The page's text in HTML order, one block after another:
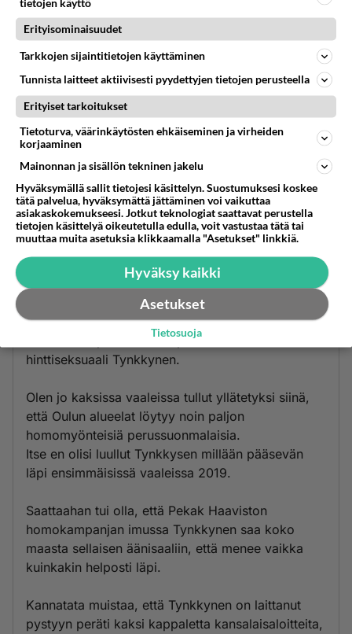
Anonyymikirjoitti:
Siksi europarlamenttiin pitää saada hinttiseksuaali
Tynkkynen.
Sinähän voit siirtyä Tynkkysen äänestäjäksi kun
Haavisto ei mennyt läpi.
Äänestä Kommentoi
2024-02-29 15:15:27
Joo.
Anonyymi
2024-02-29 13:11:20
> Siksi europarlamenttiin pitää saada
hinttiseksuaali Tynkkynen.
Olen jo kaksissa vaaleissa tullut yllätetyksi siinä,
että Oulun alueelat löytyy noin paljon
homomyönteisiä perussuonmalaisia.
Itse en olisi luullut Tynkkysen millään pääsevän
läpi ensimmäisissä vaaleissa 2019.
Saattaahan tui olla, että Pekak Haaviston
homokampanjan imussa Tynkkynen saa koko
maasta sellaisen äänisaaliin, että menee vaikka
kuinkakin helposti läpi.
Kannatata muistaa, että Tynkkynen on laittanut
pystyyn peräti kaksi kappaletta kansalaisaloitteita,
tietojen käyttö
Erityisominaisuudet
Tarkkojen sijaintitietojen käyttäminen
Tunnista laitteet aktiivisesti pyydettyjen tietojen perusteella
Erityiset tarkoitukset
Tietoturva, väärinkäytösten ehkäiseminen ja virheiden
korjaaminen
Mainonnan ja sisällön tekninen jakelu
Hyväksymällä sallit tietojesi käsittelyn. Suostumuksesi koskee
tätä palvelua, hyväksymättä jättäminen voi vaikuttaa
asiakaskokemukseesi. Jotkut teknologiat saattavat perustella
tietojen käsittelyä oikeutetulla edulla, voit vastustaa tätä tai
muuttaa muita asetuksia klikkaamalla "Asetukset" linkkiä.
Hyväksy kaikki
Asetukset
Tietosuoja